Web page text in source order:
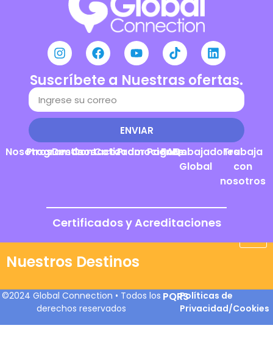
Suscríbete a Nuestras ofertas.
ENVIAR
Nosotros
Programas
Destinos
Contacto
Cotizador
Promociones
Pagos
FAQs
Embajadores
Global
Trabaja
con
nosotros
Certificados y Acreditaciones
Nuestros Destinos
©2024 Global Connection • Todos los
derechos reservados
PQRSPolíticas de
Privacidad/Cookies